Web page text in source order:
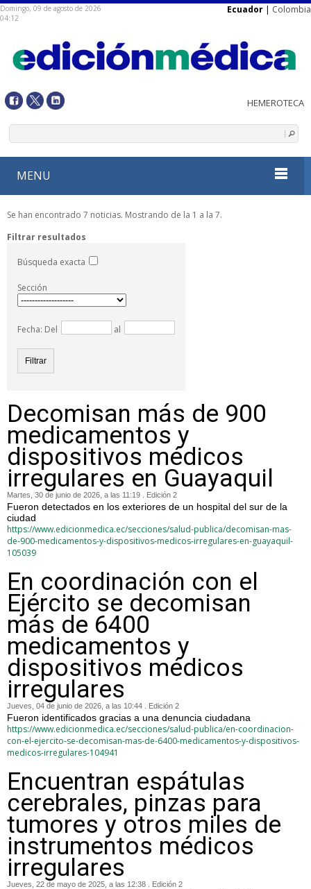
Domingo, 09 de agosto de 2026
04:12
Ecuador | Colombia
MENU
Se han encontrado 7 noticias. Mostrando de la 1 a la 7.
Filtrar resultados
Búsqueda exacta
Sección
Fecha: Del al
Decomisan más de 900
medicamentos y
dispositivos médicos
irregulares en Guayaquil
Martes, 30 de junio de 2026, a las 11:19 . Edición 2
Fueron detectados en los exteriores de un hospital del sur de la
ciudad
https://www.edicionmedica.ec/secciones/salud-publica/decomisan-mas-
de-900-medicamentos-y-dispositivos-medicos-irregulares-en-guayaquil-
105039
En coordinación con el
Ejército se decomisan
más de 6400
medicamentos y
dispositivos médicos
irregulares
Jueves, 04 de junio de 2026, a las 10:44 . Edición 2
Fueron identificados gracias a una denuncia ciudadana
https://www.edicionmedica.ec/secciones/salud-publica/en-coordinacion-
con-el-ejercito-se-decomisan-mas-de-6400-medicamentos-y-dispositivos-
medicos-irregulares-104941
Encuentran espátulas
cerebrales, pinzas para
tumores y otros miles de
instrumentos médicos
irregulares
Jueves, 22 de mayo de 2025, a las 12:38 . Edición 2